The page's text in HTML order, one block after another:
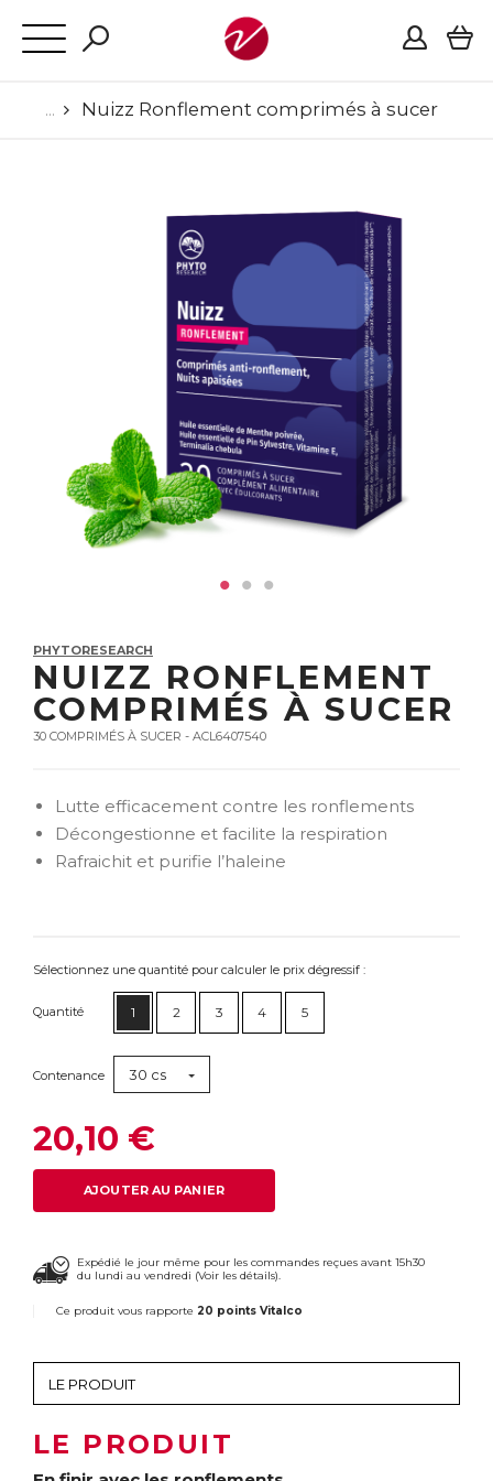
Nuizz Ronflement comprimés à sucer
PHYTORESEARCH
NUIZZ RONFLEMENT
COMPRIMÉS À SUCER
30 COMPRIMÉS À SUCER - ACL6407540
Lutte efficacement contre les ronflements
Décongestionne et facilite la respiration
Rafraichit et purifie l’haleine
Sélectionnez une quantité pour calculer le prix dégressif :
Quantité 1 2 3 4 5
Contenance 30 cs
20,10 €
AJOUTER AU PANIER
Expédié le jour même pour les commandes reçues avant 15h30
du lundi au vendredi (Voir les détails).
Ce produit vous rapporte 20 points Vitalco
LE PRODUIT